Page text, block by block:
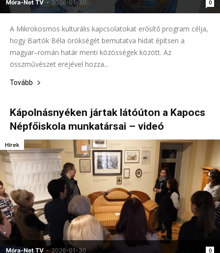
Móra-Net TV - 2026-01-30 0
A Mikrokosmos kulturális kapcsolatokat erősítő program célja,
hogy Bartók Béla örökségét bemutatva hidat építsen a
magyar–román határ menti közösségek között. Az
összművészet erejével hozza...
Tovább
Kápolnásnyéken jártak látóúton a Kapocs
Népfőiskola munkatársai – videó
Móra-Net TV - 2026-01-30 0
Hírek